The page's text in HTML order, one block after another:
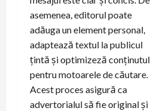
asemenea, editorul poate
adăuga un element personal,
adaptează textul la publicul
țintă și optimizeză conținutul
pentru motoarele de căutare.
Acest proces asigură ca
advertorialul să fie original și